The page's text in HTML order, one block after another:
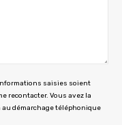
saisies soient
recontacter. Vous avez la
démarchage téléphonique